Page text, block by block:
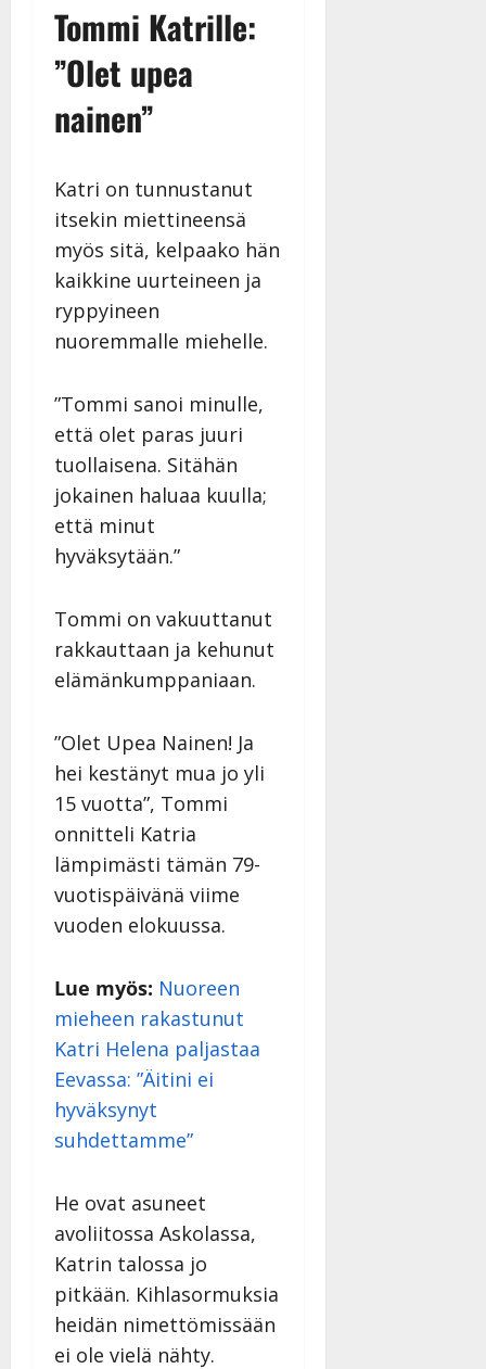
Tommi Katrille:
”Olet upea
nainen”
Katri on tunnustanut
itsekin miettineensä
myös sitä, kelpaako hän
kaikkine uurteineen ja
ryppyineen
nuoremmalle miehelle.
”Tommi sanoi minulle,
että olet paras juuri
tuollaisena. Sitähän
jokainen haluaa kuulla;
että minut
hyväksytään.”
Tommi on vakuuttanut
rakkauttaan ja kehunut
elämänkumppaniaan.
”Olet Upea Nainen! Ja
hei kestänyt mua jo yli
15 vuotta”, Tommi
onnitteli Katria
lämpimästi tämän 79-
vuotispäivänä viime
vuoden elokuussa.
Lue myös: Nuoreen
mieheen rakastunut
Katri Helena paljastaa
Eevassa: ”Äitini ei
hyväksynyt
suhdettamme”
He ovat asuneet
avoliitossa Askolassa,
Katrin talossa jo
pitkään. Kihlasormuksia
heidän nimettömissään
ei ole vielä nähty.